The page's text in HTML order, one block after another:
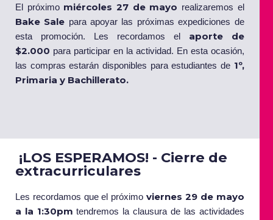
El próximomiércoles 27 de mayo realizaremos el
Bake Sale para apoyar las próximas expediciones de
esta promoción. Les recordamos el aporte de
$2.000 para participar en la actividad. En esta ocasión,
las compras estarán disponibles para estudiantes de 1º,
Primaria y Bachillerato.
¡LOS ESPERAMOS! - Cierre de
extracurriculares
Les recordamos que el próximoviernes 29 de mayo
a la 1:30pmtendremos la clausura de las actividades